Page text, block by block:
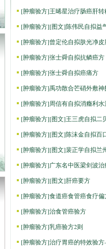
[肿瘤验方]王晞星治疗肠癌肝
[肿瘤验方][图文]陈伟民自拟益
[肿瘤验方]曾定伦自拟肤光净
[肿瘤验方]张士舜自拟抗鳞癌方
[肿瘤验方]张士舜自拟癌痛方
[肿瘤验方]禹功散合芒硝外敷
[肿瘤验方]周信有自拟消癥利
[肿瘤验方][图文]王三虎自拟二
[肿瘤验方][图文]陈沫金自拟百
[肿瘤验方][图文]裴正学自拟兰
[肿瘤验方]广东名中医梁剑波
[肿瘤验方][图文]肝癌要方
[肿瘤验方]食道癌食管癌食疗偏
[肿瘤验方]治食管癌验方
[肿瘤验方]乳癌验方2则
[肿瘤验方]治疗胃癌的特效验